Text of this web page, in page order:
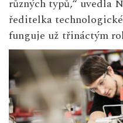
různých typů,“ uvedla
ředitelka
funguje už třináctým